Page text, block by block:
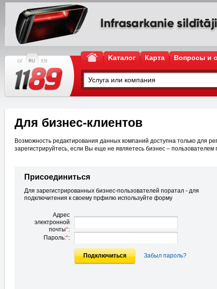
LV RU EN Kаталог Карта Вопросы и
Для бизнес-клиентов
Возможность редактирования данных компаний доступна только для
зарегистрируйтесь, если Вы еще не являетесь бизнес –
Присоединиться
Для зарегистрированных бизнес-пользователей поратал - для
подключитения к своему прфилю используйте форму
Адрес
электронной
почты*:
Пароль:*:
Подключиться Забыл пароль?